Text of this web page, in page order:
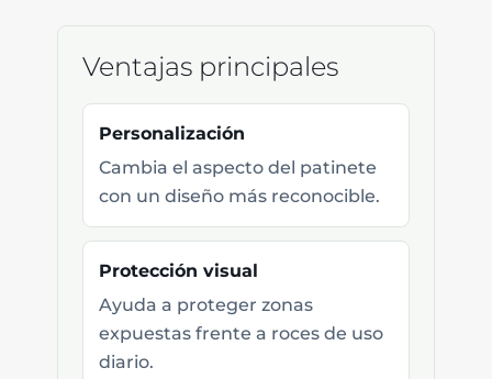
Ventajas principales
Personalización
Cambia el aspecto del patinete
con un diseño más reconocible.
Protección visual
Ayuda a proteger zonas
expuestas frente a roces de uso
diario.